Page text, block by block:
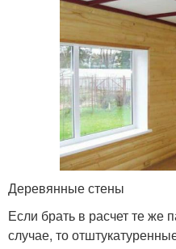
Деревянные стены
Если брать в расчет те же
случае, то